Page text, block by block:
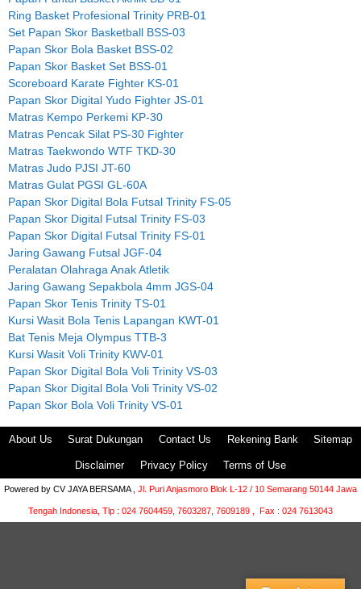
Ring Basket Profesional Trinity PRB-01
Set Papan Skor Basketball BSS-03
Papan Skor Bola Basket BSS-02
Papan Skor Basket Set BSS-01
Scoreboard Karate Fighter KS-01
Papan Skor Digital Yudo Fighter JS-01
Matras Kempo Perkemi KP-30
Matras Pencak Silat PS-30 Fighter
Matras Taekwondo WTF TKD-30
Matras Judo PJSI JT-60
Matras Gulat PGSI GL-60A
Papan Skor Digital Bola Futsal Trinity FS-05
Papan Skor Digital Futsal Trinity FS-03
Papan Skor Digital Futsal Trinity FS-01
Jaring Gawang Futsal JGF-04
Peralatan Olahraga Anak Atletik
Jaring Gawang Sepakbola 4mm JGS-04
Papan Skor Tenis Trinity TS-01
Kursi Wasit Bola Tenis Lapangan KWT-01
Bat Tenis Meja Olympus TTB-3
Kursi Wasit Voli Trinity KWV-01
Papan Skor Digital Bola Voli Trinity VS-03
Papan Skor Digital Bola Voli Trinity VS-02
Papan Skor Bola Voli Trinity VS-01
About Us Surat Dukungan Contact Us Rekening Bank Sitemap
Disclaimer Privacy Policy Terms of Use
Powered by CV JAYA BERSAMA , Jl. Puri Anjasmoro Blok L-12 / 10 Semarang 50144 Jawa
Tengah Indonesia, Tlp : 024 7604459, 7603287, 7609189 , Fax : 024 7613043